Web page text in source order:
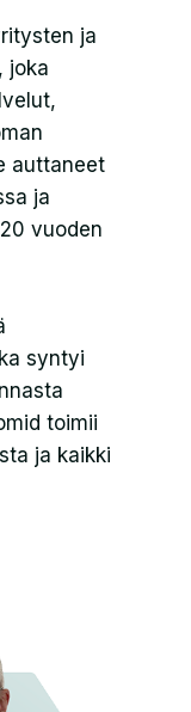
ja
joka
auttaneet
ja
vuoden
syntyi
toimii
ja kaikki